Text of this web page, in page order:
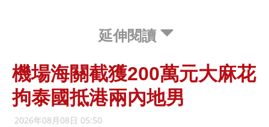
延伸閱讀
機場海關截獲200萬元大麻花
拘泰國抵港兩內地男
2026年08月08日 05:50